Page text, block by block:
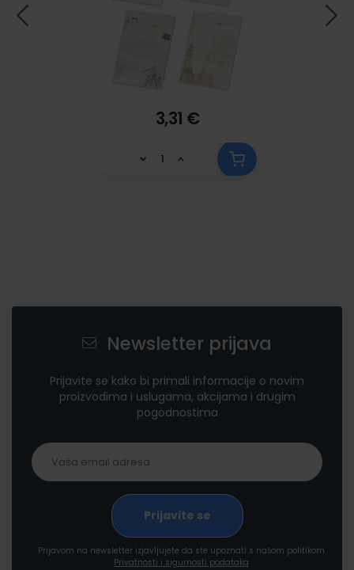
3,31 €
Newsletter prijava
Prijavite se kako bi primali informacije o novim
proizvodima i uslugama, akcijama i drugim
pogodnostima
Prijavom na newsletter izjavljujete da ste upoznati s našom politikom
Privatnosti i sigurnosti podataka